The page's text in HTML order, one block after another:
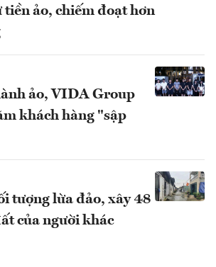
tiền ảo, chiếm đoạt hơn
ảo, VIDA Group
khách hàng "sập
tượng lừa đảo, xây 48
của người khác